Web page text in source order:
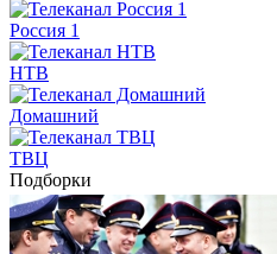
Россия 1
НТВ
Домашний
ТВЦ
Подборки